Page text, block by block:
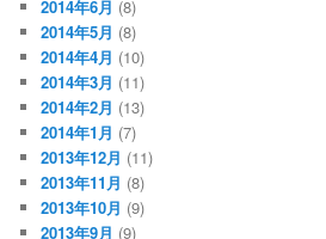
2014年6月 (8)
2014年5月 (8)
2014年4月 (10)
2014年3月 (11)
2014年2月 (13)
2014年1月 (7)
2013年12月 (11)
2013年11月 (8)
2013年10月 (9)
2013年9月 (9)